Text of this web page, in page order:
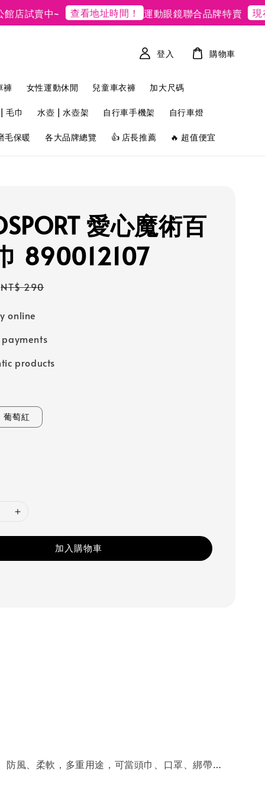
賣中~ 查看地址時間！ 運動眼鏡聯合品牌特賣 現在去
褲 女性運動休閒 兒童車衣褲 加大尺碼
毛巾 水壺 | 水壺架 自行車手機架 自行車燈
毛保暖 各大品牌總覽 👍 店長推薦 🔥 超值便宜
登入 購物車
愛心魔術百
890012107
Regular
NT$ 290
online
payments
products
葡萄紅
加入購物車
防風、柔軟，多重用途，可當頭巾、口罩、綁帶…